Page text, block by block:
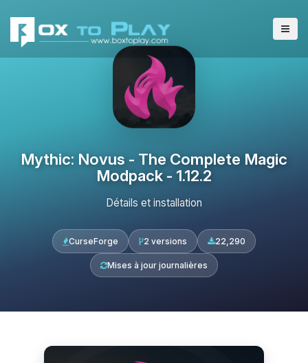
Mythic: Novus - The Complete Magic
Modpack - 1.12.2
Détails et installation
CurseForge 2 versions 22,290
Mises à jour journalières